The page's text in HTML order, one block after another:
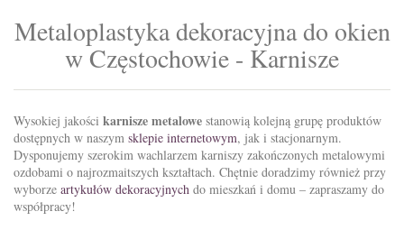
Metaloplastyka dekoracyjna do okien
w Częstochowie - Karnisze
Wysokiej jakości karnisze metalowe stanowią kolejną grupę produktów
dostępnych w naszym sklepie internetowym, jak i stacjonarnym.
Dysponujemy szerokim wachlarzem karniszy zakończonych metalowymi
ozdobami o najrozmaitszych kształtach. Chętnie doradzimy również przy
wyborze artykułów dekoracyjnych do mieszkań i domu – zapraszamy do
współpracy!